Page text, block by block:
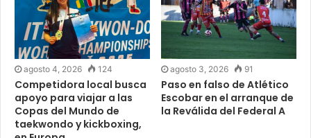
agosto 4, 2026 124
Competidora local busca
apoyo para viajar a las
Copas del Mundo de
taekwondo y kickboxing,
agosto 3, 2026 91
Paso en falso de Atlético
Escobar en el arranque de
la Reválida del Federal A